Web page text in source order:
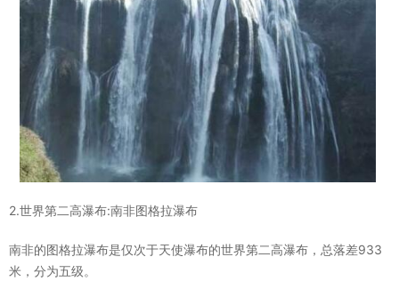
2.世界第二高瀑布:南非图格拉瀑布
南非的图格拉瀑布是仅次于天使瀑布的世界第二高瀑布，总落差933
米，分为五级。